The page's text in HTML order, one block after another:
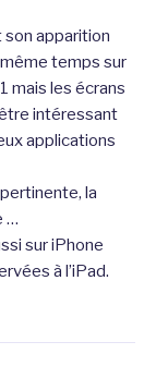
son apparition
temps sur
mais les écrans
intéressant
applications
la
…
sur iPhone
à l’iPad.